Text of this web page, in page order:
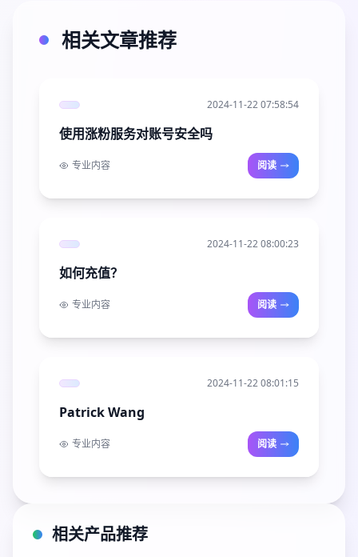
相关文章推荐
2024-11-22 07:58:54
使用涨粉服务对账号安全吗
专业内容 阅读
2024-11-22 08:00:23
如何充值？
专业内容 阅读
2024-11-22 08:01:15
Patrick Wang
专业内容 阅读
相关产品推荐